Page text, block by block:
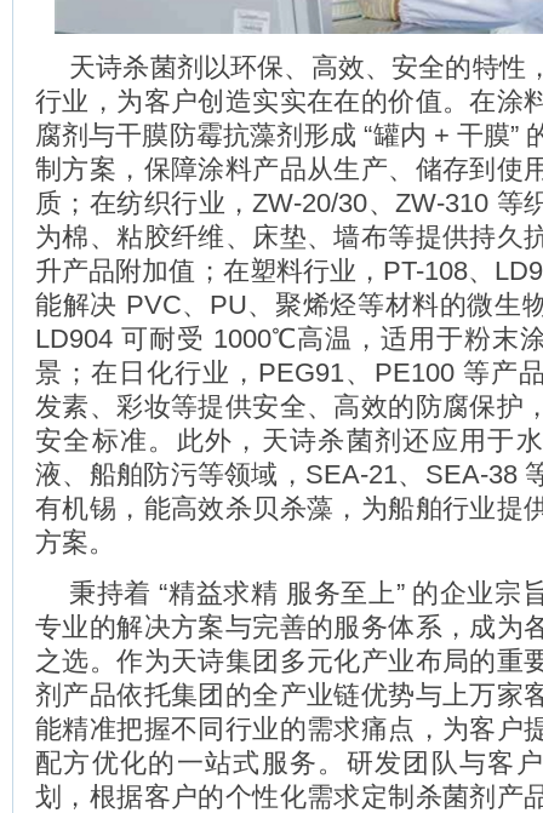
天诗杀菌剂以环保、高效、安全的特性
行业，为客户创造实实在在的价值。在涂
腐剂与干膜防霉抗藻剂形成 “罐内 + 干膜”
制方案，保障涂料产品从生产、储存到使
质；在纺织行业，ZW-20/30、ZW-310 等
为棉、粘胶纤维、床垫、墙布等提供持久
升产品附加值；在塑料行业，PT-108、
能解决 PVC、PU、聚烯烃等材料的微生
LD904 可耐受 1000℃高温，适用于粉末
景；在日化行业，PEG91、PE100 等产
发素、彩妆等提供安全、高效的防腐保护
安全标准。此外，天诗杀菌剂还应用于
液、船舶防污等领域，SEA-21、SEA-38
有机锡，能高效杀贝杀藻，为船舶行业提
方案。
秉持着 “精益求精 服务至上” 的企业宗
专业的解决方案与完善的服务体系，成为
之选。作为天诗集团多元化产业布局的重
剂产品依托集团的全产业链优势与上万家
能精准把握不同行业的需求痛点，为客户
配方优化的一站式服务。研发团队与客
划，根据客户的个性化需求定制杀菌剂产